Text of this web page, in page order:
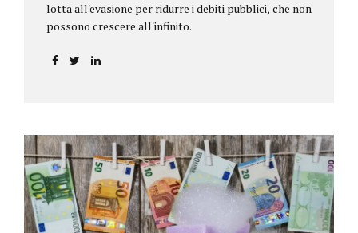
lotta all'evasione per ridurre i debiti pubblici, che non
possono crescere all'infinito.